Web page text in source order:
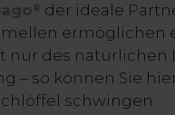
® der ideale
ermöglichen
nur des natürlichen
– so können Sie
schwingen.